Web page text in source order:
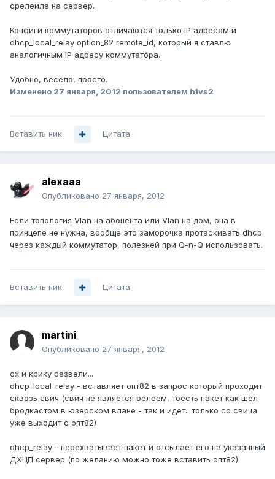
срелеила на сервер.
Конфиги коммутаторов отличаются только IP адресом и
dhcp_local_relay option_82 remote_id, который я ставлю
аналогичным IP адресу коммутатора.
Удобно, весело, просто.
Изменено 27 января, 2012 пользователем h1vs2
Вставить ник Цитата
alexaaa
Опубликовано 27 января, 2012
Если топология Vlan на абонента или Vlan на дом, она в
принцепе не нужна, вообще это заморочка протаскивать dhcp
через каждый коммутатор, полезней при Q-n-Q использовать.
Вставить ник Цитата
martini
Опубликовано 27 января, 2012
ох и крику развели...
dhcp_local_relay - вставляет опт82 в запрос который проходит
сквозь свич (свич не является релеем, тоесть пакет как шел
бродкастом в юзерском влане - так и идет.. только со свича
уже выходит с опт82)
dhcp_relay - перехватывает пакет и отсылает его на указанный
ДХЦП сервер (по желанию можно тоже вставить опт82)